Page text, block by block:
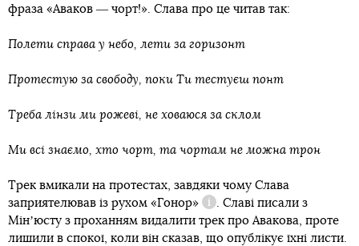
фраза «Аваков ― чорт!». Слава про це читав так:
Полети справа у небо, лети за горизонт
Протестую за свободу, поки Ти тестуєш понт
Треба лінзи ми рожеві, не ховаюся за склом
Ми всі знаємо, хто чорт, та чортам не можна трон
Трек вмикали на протестах, завдяки чому Слава
заприятелював із рухом «Гонор»
Довідка
. Славі писали з
Мінʼюсту з проханням видалити трек про Авакова, проте
лишили в спокої, коли він сказав, що опублікує їхні листи.